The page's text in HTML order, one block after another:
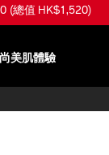
(總值 HK$1,520)
美肌體驗